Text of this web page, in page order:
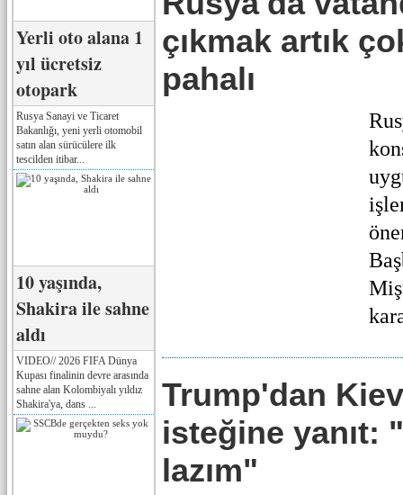
Yerli oto alana 1
yıl ücretsiz
otopark
Rusya Sanayi ve Ticaret
Bakanlığı, yeni yerli otomobil
satın alan sürücülere ilk
tescilden itibar...
10 yaşında,
Shakira ile sahne
aldı
VIDEO// 2026 FIFA Dünya
Kupası finalinin devre arasında
sahne alan Kolombiyalı yıldız
Shakira'ya, dans ...
çıkmak artık
pahalı
Trump'dan
isteğine yanıt:
lazım"